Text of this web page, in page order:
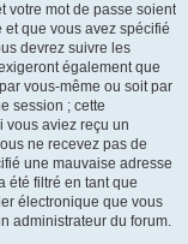
votre mot de passe soient
et que vous avez spécifié
devrez suivre les
également que
vous-même ou soit par
session ; cette
vous aviez reçu un
ne recevez pas de
une mauvaise adresse
été filtré en tant que
électronique que vous
administrateur du forum.